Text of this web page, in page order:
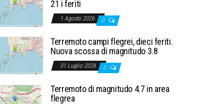
21 i feriti
1 Agosto 2026 0
Terremoto campi flegrei, dieci feriti.
Nuova scossa di magnitudo 3.8
31 Luglio 2026 0
Terremoto di magnitudo 4.7 in area
flegrea